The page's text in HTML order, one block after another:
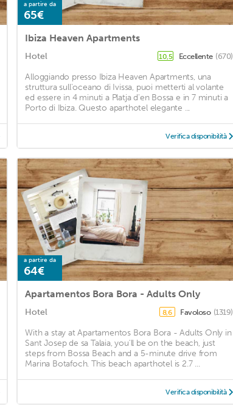
a partire da
65€
Ibiza Heaven Apartments
Hotel 10,5 Eccellente (670)
Alloggiando presso Ibiza Heaven Apartments, una
struttura sull'oceano di Ivissa, puoi metterti al volante
ed essere in 4 minuti a Platja d'en Bossa e in 7 minuti a
Porto di Ibiza. Questo aparthotel elegante ...
Verifica disponibilità
a partire da
64€
Apartamentos Bora Bora - Adults Only
Hotel 8,6 Favoloso (1319)
With a stay at Apartamentos Bora Bora - Adults Only in
Sant Josep de sa Talaia, you'll be on the beach, just
steps from Bossa Beach and a 5-minute drive from
Marina Botafoch. This beach aparthotel is 2.7 ...
Verifica disponibilità